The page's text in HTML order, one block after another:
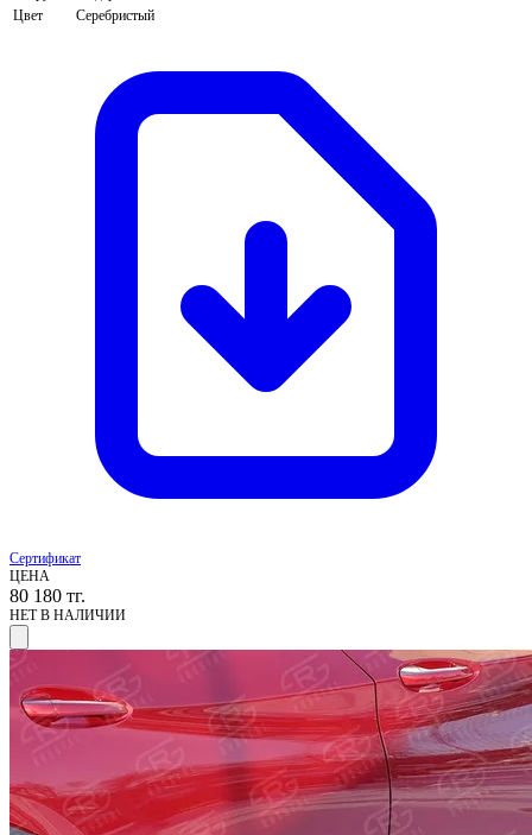
Цвет
Серебристый
Сертификат
ЦЕНА
80 180 тг.
НЕТ В НАЛИЧИИ